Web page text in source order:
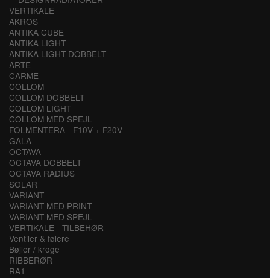
VERTIKALE
AKROS
ANTIKA CUBE
ANTIKA LIGHT
ANTIKA LIGHT DOBBELT
ARTE
CARME
COLLOM
COLLOM DOBBELT
COLLOM LIGHT
COLLOM MED SPEJL
FOLMENTERA - F10V + F20V
GALA
OCTAVA
OCTAVA DOBBELT
OCTAVA RADIUS
SOLAR
VARIANT
VARIANT MED PRINT
VARIANT MED SPEJL
VERTIKALE - TILBEHØR
Ventiler & følere
Bøjler / kroge
RIBBERØR
RA1